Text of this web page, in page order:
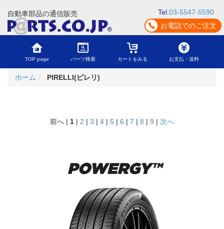
自動車部品の通信販売 Tel. 03-5547-5590
お電話でのご注文
TOP page パーツ検索 カートをみる お支払・送料
ホーム PIRELLI(ピレリ)
前へ | 1 | 2 | 3 | 4 | 5 | 6 | 7 | 8 | 9 | 次へ